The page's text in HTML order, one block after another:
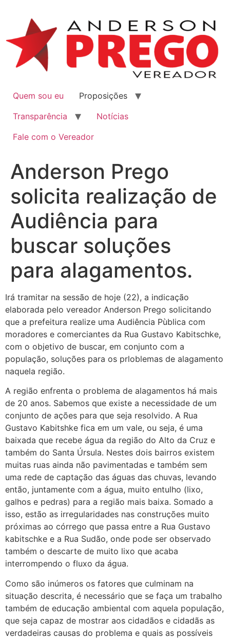
Quem sou eu
Proposições
Transparência
Notícias
Fale com o Vereador
Anderson Prego
solicita realização de
Audiência para
buscar soluções
para alagamentos.
Irá tramitar na sessão de hoje (22), a indicação
elaborada pelo vereador Anderson Prego solicitando
que a prefeitura realize uma Audiência Pùblica com
moradores e comerciantes da Rua Gustavo Kabitschke,
com o objetivo de buscar, em conjunto com a
população, soluções para os prloblemas de alagamento
naquela região.
A região enfrenta o problema de alagamentos há mais
de 20 anos. Sabemos que existe a necessidade de um
conjunto de ações para que seja resolvido. A Rua
Gustavo Kabitshke fica em um vale, ou seja, é uma
baixada que recebe água da região do Alto da Cruz e
também do Santa Úrsula. Nestes dois bairros existem
muitas ruas ainda não pavimentadas e também sem
uma rede de captação das águas das chuvas, levando
então, juntamente com a água, muito entulho (lixo,
galhos e pedras) para a região mais baixa. Somado a
isso, estão as irregularidades nas construções muito
próximas ao córrego que passa entre a Rua Gustavo
kabitschke e a Rua Sudão, onde pode ser observado
também o descarte de muito lixo que acaba
interrompendo o fluxo da água.
Como são inúmeros os fatores que culminam na
situação descrita, é necessário que se faça um trabalho
também de educação ambiental com aquela população,
que seja capaz de mostrar aos cidadãos e cidadãs as
verdadeiras causas do problema e quais as possíveis